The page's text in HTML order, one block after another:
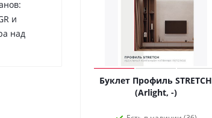
Буклет Профиль STRETCH
(Arlight, -)
и
над